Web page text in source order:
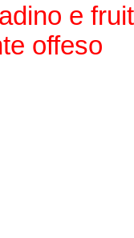
e
offeso